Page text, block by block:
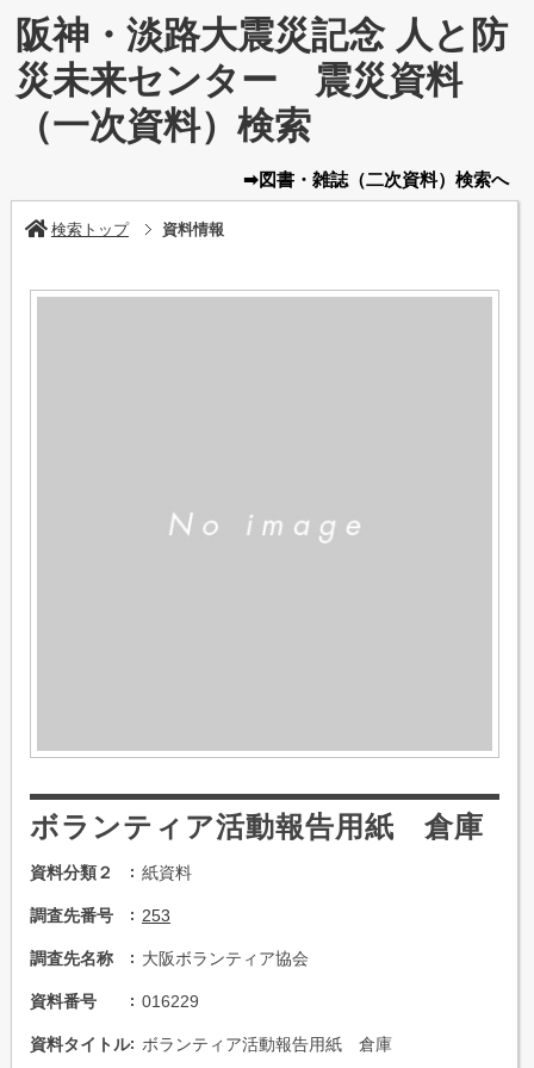
阪神・淡路大震災記念 人と防
災未来センター 震災資料
（一次資料）検索
➡図書・雑誌（二次資料） 検索へ
検索トップ 資料情報
ボランティア活動報告用紙 倉庫
資料分類２ 紙資料
調査先番号 253
調査先名称 大阪ボランティア協会
資料番号 016229
資料タイトル ボランティア活動報告用紙 倉庫